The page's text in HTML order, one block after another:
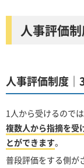
人事評価
人事評価制度
1人から受けるので
複数人から指摘を受
とができます。
普段評価をする側が